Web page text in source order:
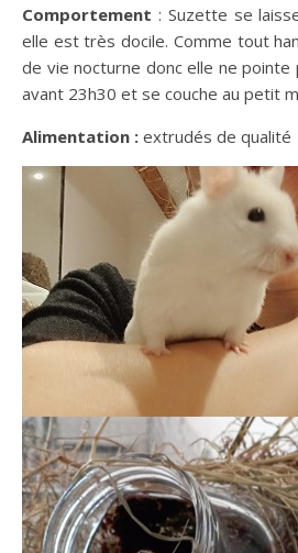
Comportement : Suzette se
elle est très docile. Comme tout
de vie nocturne donc elle ne
avant 23h30 et se couche au petit
Alimentation : extrudés de qualité